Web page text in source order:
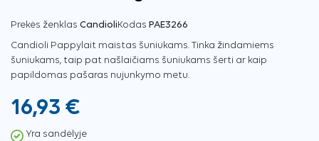
Prekės ženklas CandioliKodas PAE3266
Candioli Pappylait maistas šuniukams. Tinka žindamiems
šuniukams, taip pat našlaičiams šuniukams šerti ar kaip
papildomas pašaras nujunkymo metu.
16,93 €
Yra sandėlyje